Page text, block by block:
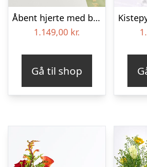
Åbent hjerte med bånd – Floristens kreative valg
1.149,00 kr.
Gå til shop